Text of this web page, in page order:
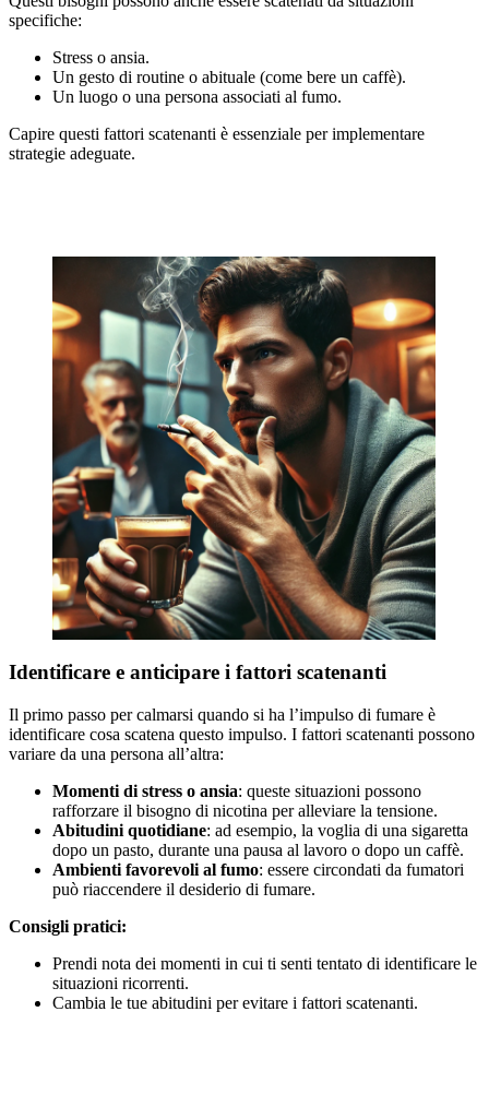
specifiche:
Stress o ansia.
Un gesto di routine o abituale (come bere un caffè).
Un luogo o una persona associati al fumo.
Capire questi fattori scatenanti è essenziale per implementare
strategie adeguate.
Identificare e anticipare i fattori scatenanti
Il primo passo per calmarsi quando si ha l’impulso di fumare è
identificare cosa scatena questo impulso. I fattori scatenanti possono
variare da una persona all’altra:
Momenti di stress o ansia: queste situazioni possono
rafforzare il bisogno di nicotina per alleviare la tensione.
Abitudini quotidiane: ad esempio, la voglia di una sigaretta
dopo un pasto, durante una pausa al lavoro o dopo un caffè.
Ambienti favorevoli al fumo: essere circondati da fumatori
può riaccendere il desiderio di fumare.
Consigli pratici:
Prendi nota dei momenti in cui ti senti tentato di identificare le
situazioni ricorrenti.
Cambia le tue abitudini per evitare i fattori scatenanti.